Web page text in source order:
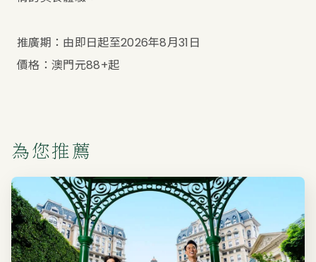
推廣期：由即日起至2026年8月31日
價格：澳門元88+起
為您推薦